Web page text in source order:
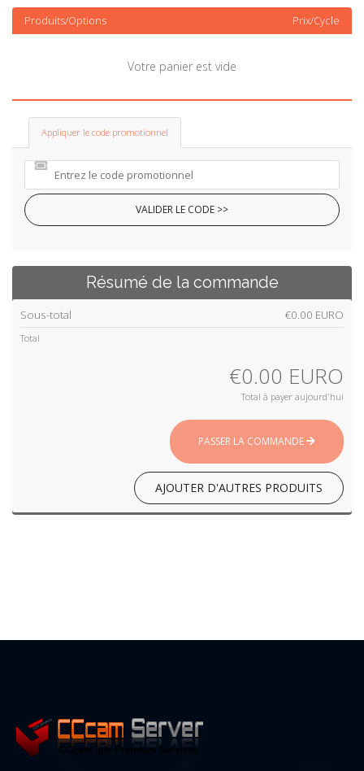
a
t
Produits/Options Prix/Cycle
Votre panier est vide
Appliquer le code promotionnel
VALIDER LE CODE >>
Résumé de la commande
Sous-total €0.00 EURO
Total
€0.00 EURO
Total à payer aujourd'hui
PASSER LA COMMANDE
AJOUTER D'AUTRES PRODUITS